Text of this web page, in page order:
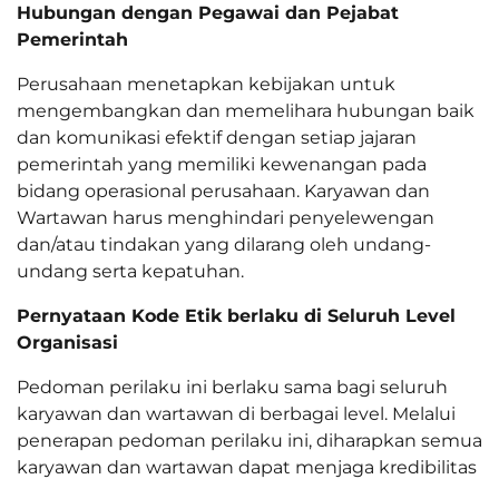
Hubungan dengan Pegawai dan Pejabat
Pemerintah
Perusahaan menetapkan kebijakan untuk
mengembangkan dan memelihara hubungan baik
dan komunikasi efektif dengan setiap jajaran
pemerintah yang memiliki kewenangan pada
bidang operasional perusahaan. Karyawan dan
Wartawan harus menghindari penyelewengan
dan/atau tindakan yang dilarang oleh undang-
undang serta kepatuhan.
Pernyataan Kode Etik berlaku di Seluruh Level
Organisasi
Pedoman perilaku ini berlaku sama bagi seluruh
karyawan dan wartawan di berbagai level. Melalui
penerapan pedoman perilaku ini, diharapkan semua
karyawan dan wartawan dapat menjaga kredibilitas